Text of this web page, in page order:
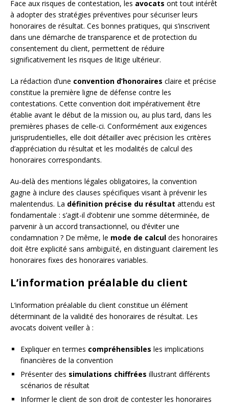
Face aux risques de contestation, les avocats ont tout intérêt
à adopter des stratégies préventives pour sécuriser leurs
honoraires de résultat. Ces bonnes pratiques, qui s’inscrivent
dans une démarche de transparence et de protection du
consentement du client, permettent de réduire
significativement les risques de litige ultérieur.
La rédaction d’une convention d’honoraires claire et précise
constitue la première ligne de défense contre les
contestations. Cette convention doit impérativement être
établie avant le début de la mission ou, au plus tard, dans les
premières phases de celle-ci. Conformément aux exigences
jurisprudentielles, elle doit détailler avec précision les critères
d’appréciation du résultat et les modalités de calcul des
honoraires correspondants.
Au-delà des mentions légales obligatoires, la convention
gagne à inclure des clauses spécifiques visant à prévenir les
malentendus. La définition précise du résultat attendu est
fondamentale : s’agit-il d’obtenir une somme déterminée, de
parvenir à un accord transactionnel, ou d’éviter une
condamnation ? De même, le mode de calcul des honoraires
doit être explicité sans ambiguïté, en distinguant clairement les
honoraires fixes des honoraires variables.
L’information préalable du client
L’information préalable du client constitue un élément
déterminant de la validité des honoraires de résultat. Les
avocats doivent veiller à :
Expliquer en termes compréhensibles les implications
financières de la convention
Présenter des simulations chiffrées illustrant différents
scénarios de résultat
Informer le client de son droit de contester les honoraires